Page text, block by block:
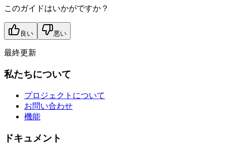
このガイドはいかがですか？
良い 悪い
最終更新
私たちについて
プロジェクトについて
お問い合わせ
機能
ドキュメント